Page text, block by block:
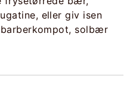
eller giv isen
solbær